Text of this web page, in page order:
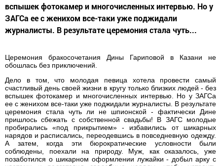
вспышек фотокамер и многочисленных интервью. Но у
ЗАГСа ее с женихом все-таки уже поджидали
журналисты. В результате церемония стала чуть...
Церемония бракосочетания Дины Гариповой в Казани не
обошлась без приключений.
Дело в том, что молодая певица хотела провести самый
счастливый день своей жизни в кругу только близких людей - без
вспышек фотокамер и многочисленных интервью. Но у ЗАГСа
ее с женихом все-таки уже поджидали журналисты. В результате
церемония стала чуть ли не шпионской - фактически Дине
пришлось сбежать с собственной свадьбы! В ЗАГС молодые
пробирались «под прикрытием» - избавились от шикарных
нарядов и расписались, переодевшись в повседневную одежду.
А затем, когда эти бюрократические условности были
соблюдены, поехали на природу. Муж, как оказалось, уже
позаботился о шикарном оформлении лужайки - добыл арку с